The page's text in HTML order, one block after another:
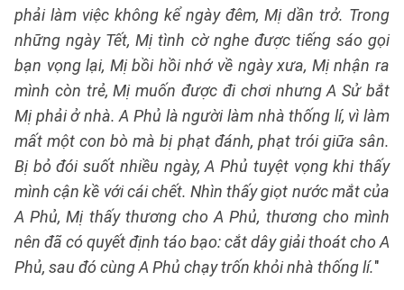
phải làm việc không kể ngày đêm, Mị dần trở. Trong
những ngày Tết, Mị tình cờ nghe được tiếng sáo gọi
bạn vọng lại, Mị bồi hồi nhớ về ngày xưa, Mị nhận ra
mình còn trẻ, Mị muốn được đi chơi nhưng A Sử bắt
Mị phải ở nhà. A Phủ là người làm nhà thống lí, vì làm
mất một con bò mà bị phạt đánh, phạt trói giữa sân.
Bị bỏ đói suốt nhiều ngày, A Phủ tuyệt vọng khi thấy
mình cận kề với cái chết. Nhìn thấy giọt nước mắt của
A Phủ, Mị thấy thương cho A Phủ, thương cho mình
nên đã có quyết định táo bạo: cắt dây giải thoát cho A
Phủ, sau đó cùng A Phủ chạy trốn khỏi nhà thống lí."